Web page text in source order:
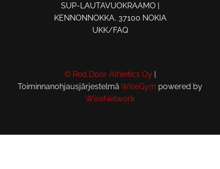
SUP-LAUTAVUOKRAAMO |
KENNONNOKKA, 37100 NOKIA
UKK/FAQ
© Red Door Athletics Oy|
Toiminnanohjausjärjestelmä WiseGym powered by
WiseNetwork